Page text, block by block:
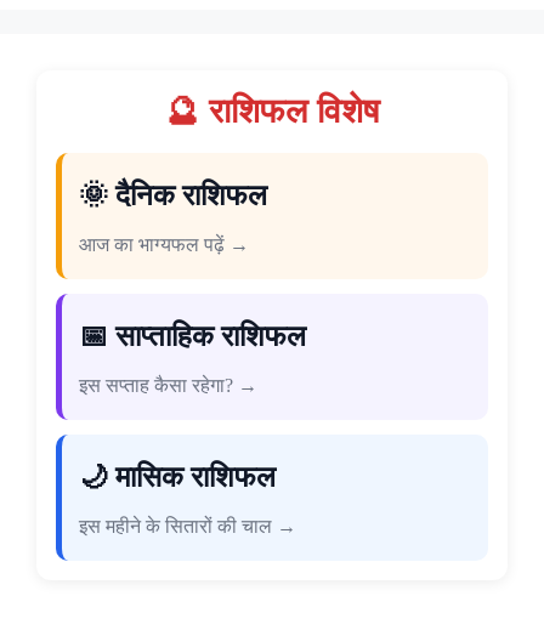
🔮 राशिफल विशेष
🌞 दैनिक राशिफल
आज का भाग्यफल पढ़ें →
📅 साप्ताहिक राशिफल
इस सप्ताह कैसा रहेगा? →
🌙 मासिक राशिफल
इस महीने के सितारों की चाल →